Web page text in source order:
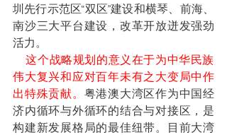
圳先行示范区“双区”建设和横琴、前海、
南沙三大平台建设，改革开放迸发强劲
活力。
    这个战略规划的意义在于为中华民族
伟大复兴和应对百年未有之大变局中作
出特殊贡献。 粤港澳大湾区作为中国经
济内循环与外循环的结合与对接区，是
构建新发展格局的最佳纽带。目前大湾